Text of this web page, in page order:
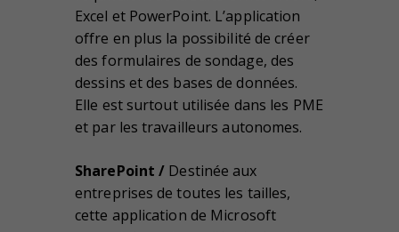
Excel et PowerPoint. L’application
offre en plus la possibilité de créer
des formulaires de sondage, des
dessins et des bases de données.
Elle est surtout utilisée dans les PME
et par les travailleurs autonomes.
SharePoint / Destinée aux
entreprises de toutes les tailles,
cette application de Microsoft